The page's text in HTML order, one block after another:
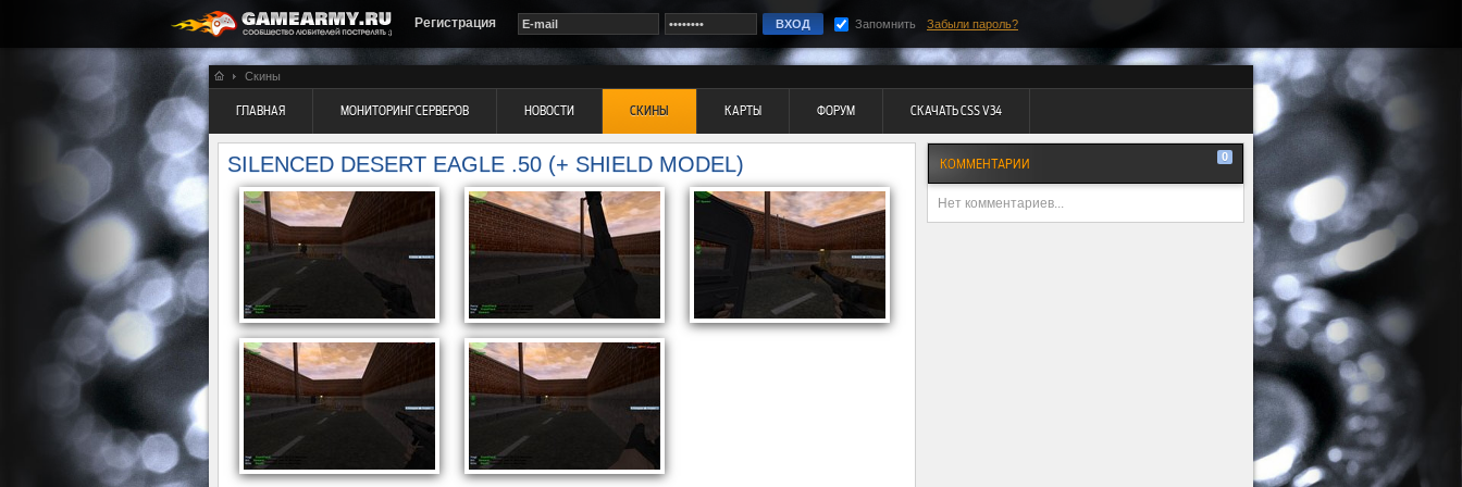
Регистрация Запомнить Забыли пароль?
Скины
ГЛАВНАЯ МОНИТОРИНГ СЕРВЕРОВ НОВОСТИ СКИНЫ КАРТЫ ФОРУМ СКАЧАТЬ CSS V34
SILENCED DESERT EAGLE .50 (+ SHIELD MODEL) КОММЕНТАРИИ 0
Нет комментариев...